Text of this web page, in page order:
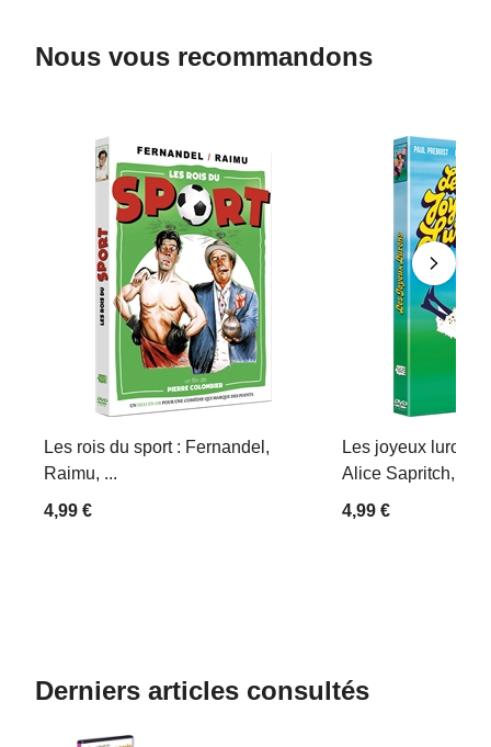
Nous vous recommandons
Les rois du sport : Fernandel,
Raimu, ...
4,99 €
Les joyeux lurons
Alice Sapritch,
4,99 €
Derniers articles consultés